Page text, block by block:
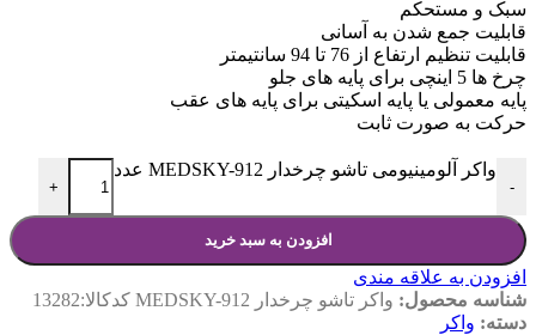
سبک و مستحکم
قابلیت جمع شدن به آسانی
قابلیت تنظیم ارتفاع از 76 تا 94 سانتیمتر
چرخ ها 5 اینچی برای پایه های جلو
پایه معمولی یا پایه اسکیتی برای پایه های عقب
حرکت به صورت ثابت
-
واکر آلومینیومی تاشو چرخدار MEDSKY-912 عدد
+
افزودن به سبد خرید
افزودن به علاقه مندی
شناسه محصول: واکر تاشو چرخدار MEDSKY-912 کدکالا:13282
دسته: واکر